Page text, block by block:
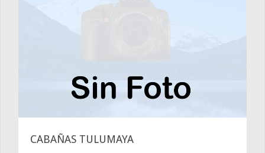
CABAÑAS TULUMAYA